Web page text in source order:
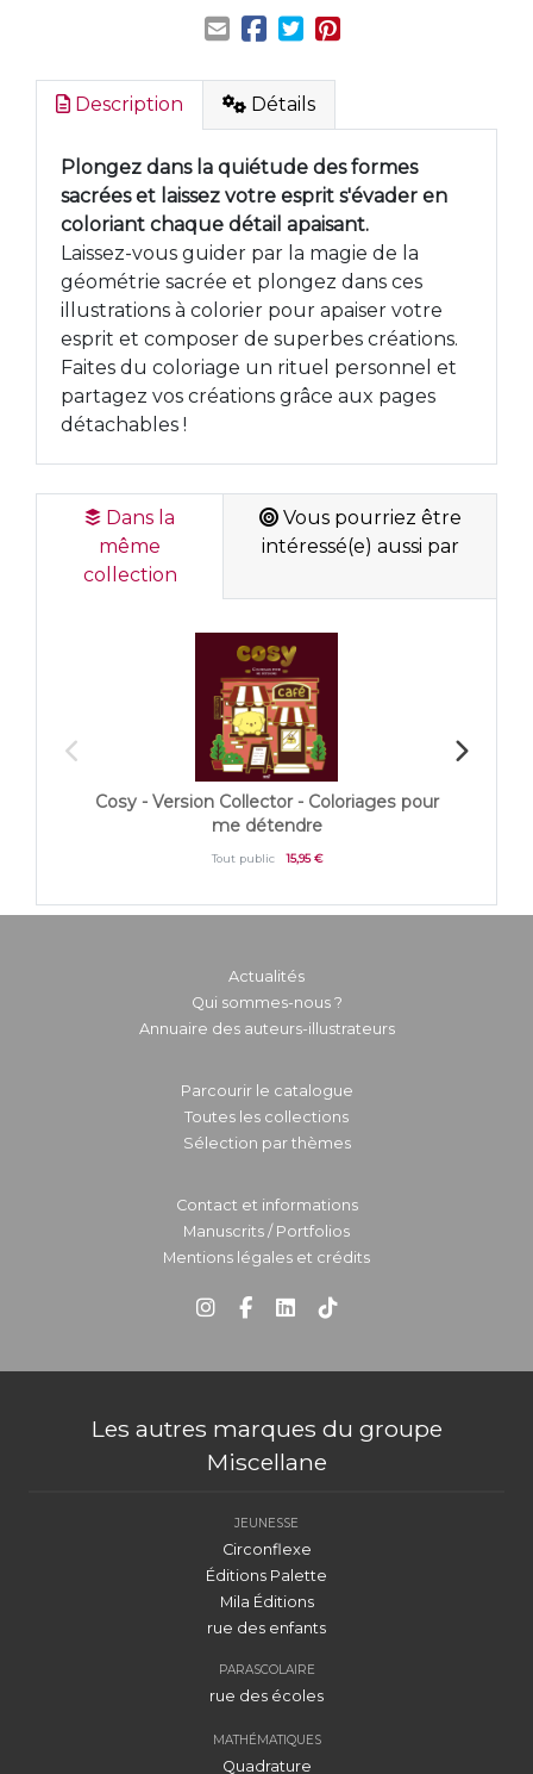
Description Détails
Plongez dans la quiétude des formes
sacrées et laissez votre esprit s'évader en
coloriant chaque détail apaisant.
Laissez-vous guider par la magie de la
géométrie sacrée et plongez dans ces
illustrations à colorier pour apaiser votre
esprit et composer de superbes créations.
Faites du coloriage un rituel personnel et
partagez vos créations grâce aux pages
détachables !
Dans la
même
collection
Vous pourriez être
intéressé(e) aussi par
Cosy - Version Collector - Coloriages pour
me détendre
Tout public 15,95 €
Actualités
Qui sommes-nous ?
Annuaire des auteurs-illustrateurs
Parcourir le catalogue
Toutes les collections
Sélection par thèmes
Contact et informations
Manuscrits / Portfolios
Mentions légales et crédits
Les autres marques du groupe
Miscellane
JEUNESSE
Circonflexe
Éditions Palette
Mila Éditions
rue des enfants
PARASCOLAIRE
rue des écoles
MATHÉMATIQUES
Quadrature